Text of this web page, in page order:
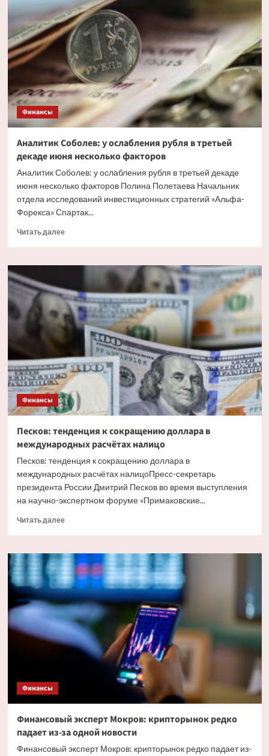
может
выйти
в
район
86
рублей
к
концу
года
Финансы
Аналитик Соболев: у ослабления рубля в третьей
декаде июня несколько факторов
Аналитик Соболев: у ослабления рубля в третьей декаде
июня несколько факторов Полина Полетаева Начальник
отдела исследований инвестиционных стратегий «Альфа-
Форекса» Спартак...
Читать далееПрочитать
Аналитик
у
ослабления
рубля
в
третьей
декаде
июня
несколько
факторов
Финансы
Песков: тенденция к сокращению доллара в
международных расчётах налицо
Песков: тенденция к сокращению доллара в
международных расчётах налицоПресс-секретарь
президента России Дмитрий Песков во время выступления
на научно-экспертном форуме «Примаковские...
Читать далееПрочитать
Песков:
тенденция
к
сокращению
доллара
в
международных
расчётах
налицо
Финансы
Финансовый эксперт Мокров: крипторынок редко
падает из-за одной новости
Финансовый эксперт Мокров: крипторынок редко падает из-